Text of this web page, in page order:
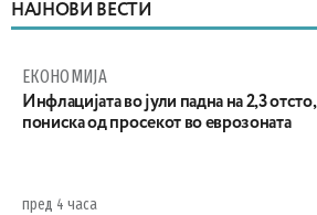
НАЈНОВИ ВЕСТИ
ЕКОНОМИЈА
Инфлацијата во јули падна на 2,3 отсто,
пониска од просекот во еврозоната
пред 4 часа